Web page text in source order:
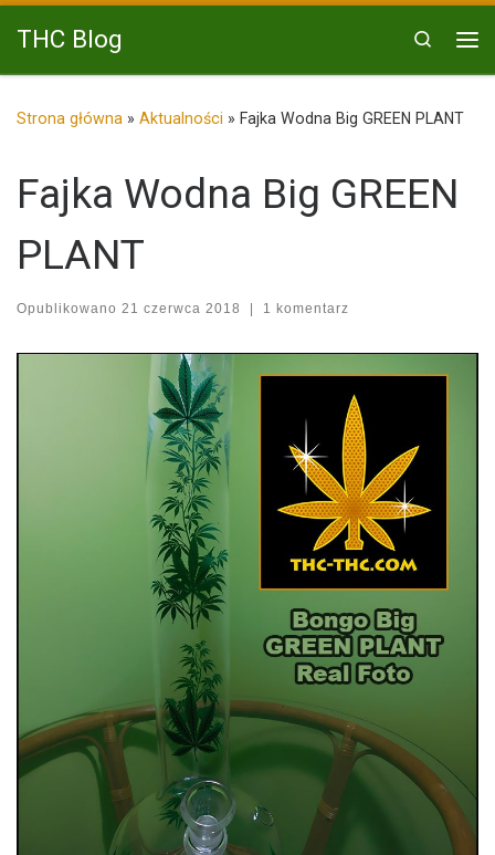
Przejdź do treści
THC Blog
Search
Strona główna » Aktualności » Fajka Wodna Big GREEN PLANT
Fajka Wodna Big GREEN
PLANT
Opublikowano 21 czerwca 2018 | 1 komentarz